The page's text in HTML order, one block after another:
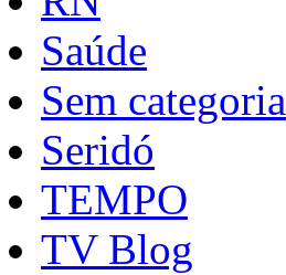
Saúde
Sem categoria
Seridó
TEMPO
TV Blog